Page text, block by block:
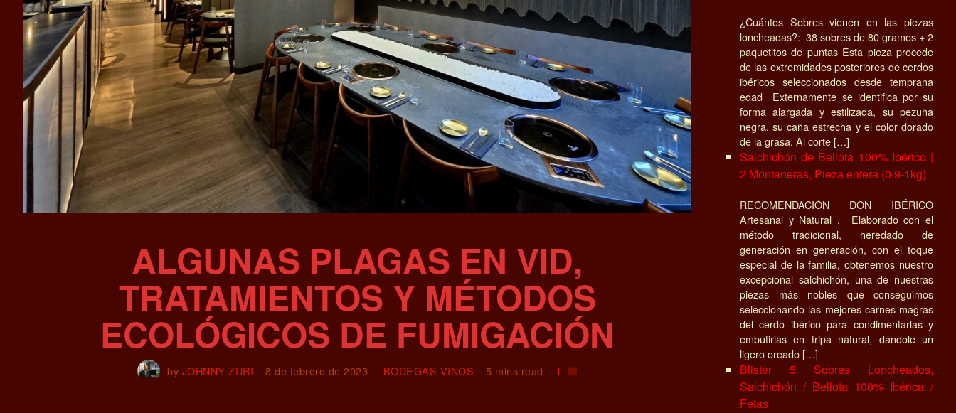
ALGUNAS PLAGAS EN VID,
TRATAMIENTOS Y MÉTODOS
ECOLÓGICOS DE FUMIGACIÓN
by JOHNNY ZURI 8 de febrero de 2023 BODEGAS VINOS 5 mins read 1
¿Cuántos Sobres vienen en las piezas
loncheadas?: 38 sobres de 80 gramos + 2
paquetitos de puntas Esta pieza procede
de las extremidades posteriores de cerdos
ibéricos seleccionados desde temprana
edad Externamente se identifica por su
forma alargada y estilizada, su pezuña
negra, su caña estrecha y el color dorado
de la grasa. Al corte […]
Salchichón de Bellota 100% Ibérico |
2 Montaneras, Pieza entera (0.9-1kg)
RECOMENDACIÓN DON IBÉRICO
Artesanal y Natural , Elaborado con el
método tradicional, heredado de
generación en generación, con el toque
especial de la familia, obtenemos nuestro
excepcional salchichón, una de nuestras
piezas más nobles que conseguimos
seleccionando las mejores carnes magras
del cerdo ibérico para condimentarlas y
embutirlas en tripa natural, dándole un
ligero oreado […]
Blister 5 Sobres Loncheados,
Salchichón / Bellota 100% Ibérica /
Fetas